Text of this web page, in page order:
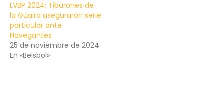
LVBP 2024: Tiburones de
la Guaira aseguraron serie
particular ante
Navegantes
25 de noviembre de 2024
En «Beisbol»